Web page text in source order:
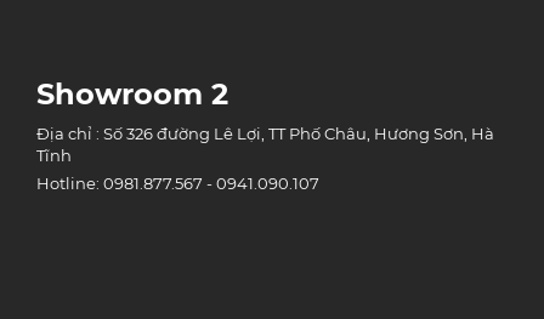
Showroom 2
Địa chỉ : Số 326 đường Lê Lợi, TT Phố Châu, Hương Sơn, Hà
Tĩnh
Hotline: 0981.877.567 - 0941.090.107